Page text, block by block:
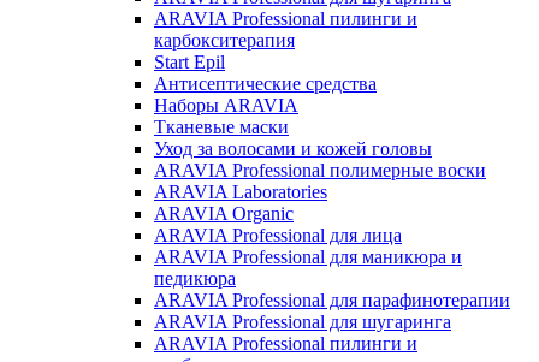
ARAVIA Professional пилинги и
карбокситерапия
Start Epil
Антисептические средства
Наборы ARAVIA
Тканевые маски
Уход за волосами и кожей головы
ARAVIA Professional полимерные воски
ARAVIA Laboratories
ARAVIA Organic
ARAVIA Professional для лица
ARAVIA Professional для маникюра и
педикюра
ARAVIA Professional для парафинотерапии
ARAVIA Professional для шугаринга
ARAVIA Professional пилинги и